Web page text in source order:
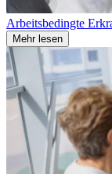
Arbeitsbedingte
Mehr lesen